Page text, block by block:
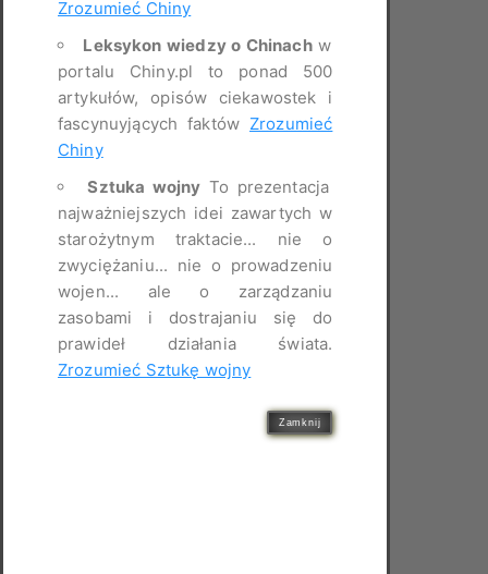
Zrozumieć Chiny
Leksykon wiedzy o Chinachw
portalu Chiny.pl to ponad 500
artykułów, opisów ciekawostek i
fascynuyjących faktów Zrozumieć
Chiny
Sztuka wojny To prezentacja
najważniejszych idei zawartych w
starożytnym traktacie... nie o
zwyciężaniu... nie o prowadzeniu
wojen... ale o zarządzaniu
zasobami i dostrajaniu się do
prawideł działania świata.
Zrozumieć Sztukę wojny
Zamknij